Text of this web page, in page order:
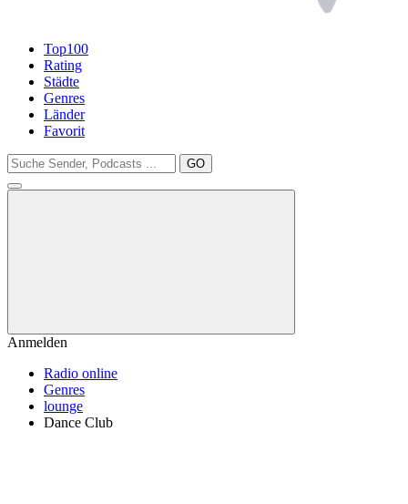
Top100
Rating
Städte
Genres
Länder
Favorit
GO
Anmelden
Radio online
Genres
lounge
Dance Club